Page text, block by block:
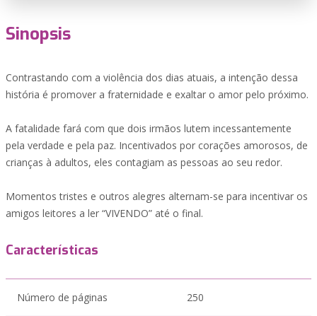
Sinopsis
Contrastando com a violência dos dias atuais, a intenção dessa
história é promover a fraternidade e exaltar o amor pelo próximo.
A fatalidade fará com que dois irmãos lutem incessantemente
pela verdade e pela paz. Incentivados por corações amorosos, de
crianças à adultos, eles contagiam as pessoas ao seu redor.
Momentos tristes e outros alegres alternam-se para incentivar os
amigos leitores a ler “VIVENDO” até o final.
Características
Número de páginas 250